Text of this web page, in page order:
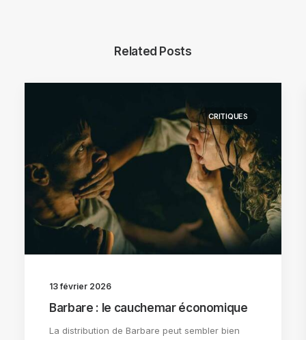
Related Posts
CRITIQUES
13 février 2026
Barbare : le cauchemar économique
La distribution de Barbare peut sembler bien